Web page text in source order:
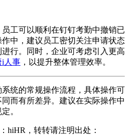
工可以顺利在钉钉考勤中撤销已
中，建议员工密切关注申请状态
行。同时，企业可考虑引入更高
i人事 ，以提升整体管理效率。
系统的常规操作流程，具体操作可
而有所差异。建议在实际操作中
。
hiHR，转转请注明出处：